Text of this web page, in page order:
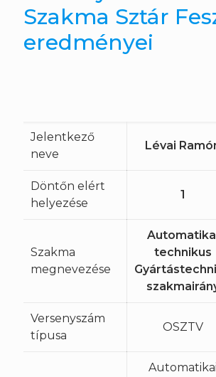
Szakma Sztár
eredményei
Jelentkező
neve
Lévai
Döntőn elért
helyezése
1
Szakma
megnevezése
technikus
Versenyszám
típusa
OSZTV
Automatikai